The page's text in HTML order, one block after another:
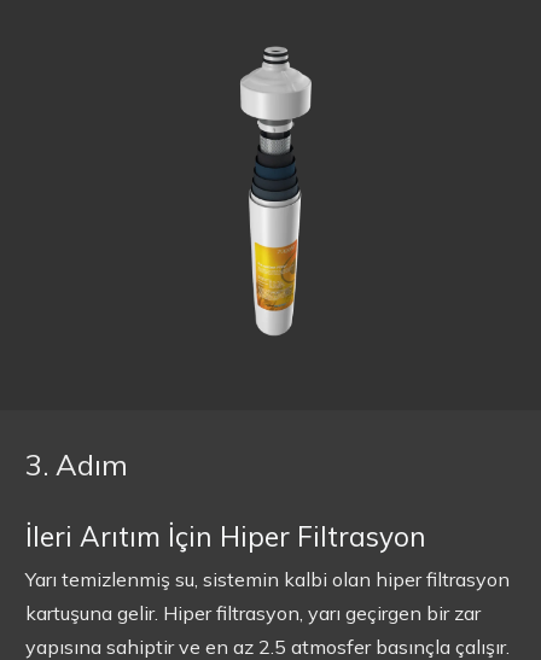
3. Adım
İleri Arıtım İçin Hiper Filtrasyon
Yarı temizlenmiş su, sistemin kalbi olan hiper filtrasyon
kartuşuna gelir. Hiper filtrasyon, yarı geçirgen bir zar
yapısına sahiptir ve en az 2.5 atmosfer basınçla çalışır.